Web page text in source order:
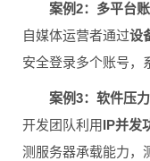
案例2：多平台
自媒体运营者通过设
安全登录多个账号，
案例3：软件压
开发团队利用IP并发
测服务器承载能力，